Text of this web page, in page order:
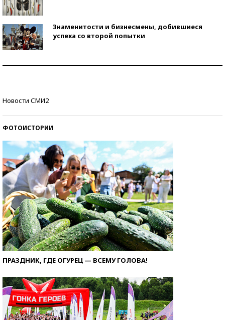
Знаменитости и бизнесмены, добившиеся
успеха со второй попытки
Новости СМИ2
ФОТОИСТОРИИ
ПРАЗДНИК, ГДЕ ОГУРЕЦ — ВСЕМУ ГОЛОВА!